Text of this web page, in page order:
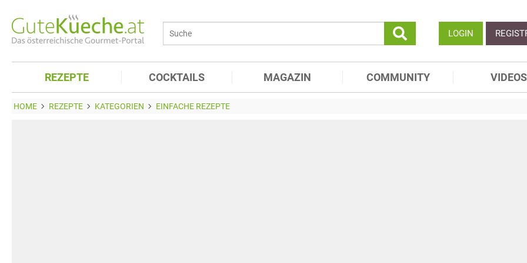
LOGIN
REZEPTE COCKTAILS MAGAZIN COMMUNITY VIDEOS
HOME REZEPTE KATEGORIEN EINFACHE REZEPTE